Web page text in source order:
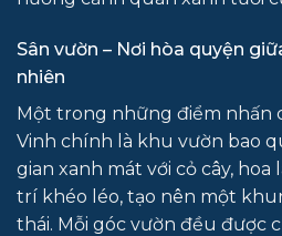
Sân vườn – Nơi hòa quyện
nhiên
Một trong những điểm nhấn
Vinh chính là khu vườn bao
gian xanh mát với cỏ cây,
trí khéo léo, tạo nên một
thái. Mỗi góc vườn đều được